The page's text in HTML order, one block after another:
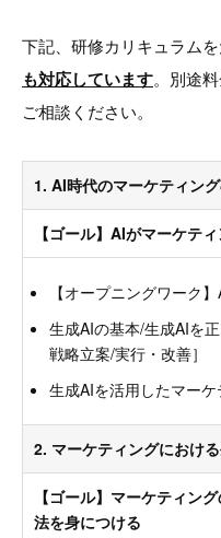
下記、研修カリキュラムを
も対応しています。別途
ご相談ください。
1. AI時代のマーケティン
【ゴール】AIがマーケテ
【オープニングワーク
生成AIの基本/生成AIを
戦略立案/実行・改善］
生成AIを活用したマー
2. マーケティングにおけ
【ゴール】マーケティン
法を身につける